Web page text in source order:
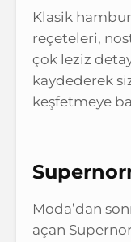
Klasik
reçeteleri,
çok leziz
kaydederek
keşfetmeye
Moda’dan
açan